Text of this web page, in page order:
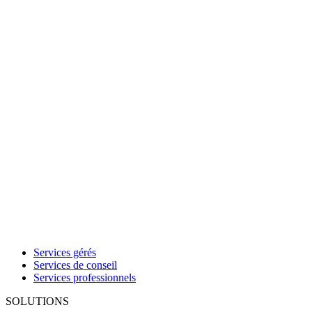
Services gérés
Services de conseil
Services professionnels
SOLUTIONS